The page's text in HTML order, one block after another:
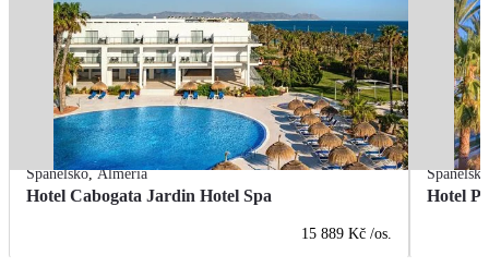
Španělsko,Almería
Hotel Cabogata Jardin Hotel Spa
15 889 Kč /os.
Španělsko
Hotel